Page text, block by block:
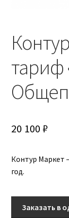
тариф
20 100 ₽
Контур Маркет
год.
Заказать в